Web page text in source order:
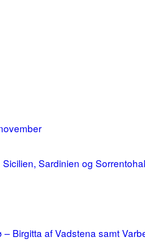
Sardinien og
Birgitta af Vadstena samt